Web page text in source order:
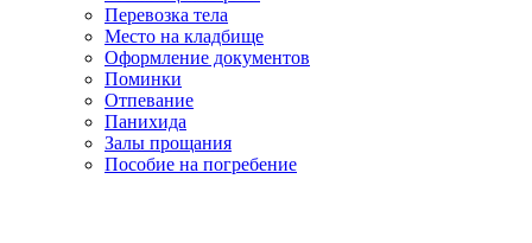
Перевозка тела
Место на кладбище
Оформление документов
Поминки
Отпевание
Панихида
Залы прощания
Пособие на погребение